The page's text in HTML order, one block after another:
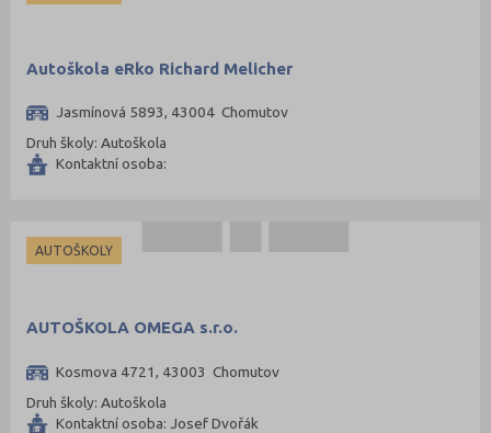
Ostrava-město (221)
Pardubice (127)
Pelhřimov (62)
Písek (57)
Plzeň-město (141)
Praha hlavní město (1004)
Praha-západ (81)
Prachatice (44)
Autoškola eRko Richard Melicher
Jasmínová 5893, 43004 Chomutov
Druh školy: Autoškola
Kontaktní osoba:
AUTOŠKOLY
AUTOŠKOLA OMEGA s.r.o.
Kosmova 4721, 43003 Chomutov
Druh školy: Autoškola
Kontaktní osoba: Josef Dvořák